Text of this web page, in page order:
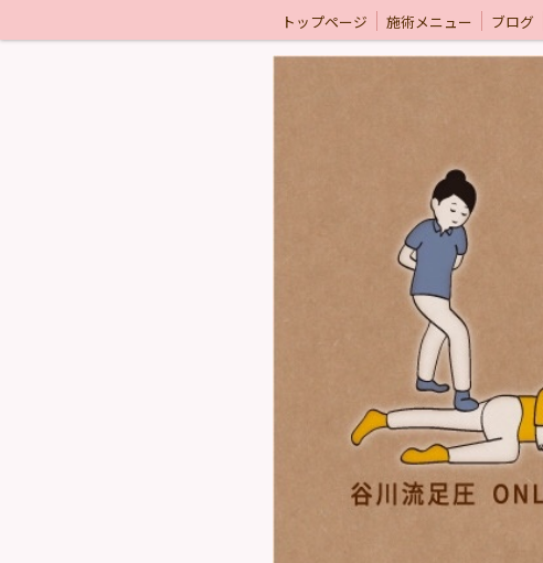
トップページ 施術メニュー ブログ